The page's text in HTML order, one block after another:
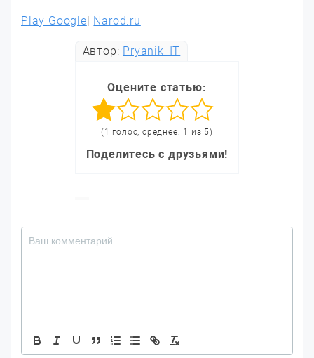
Play Google| Narod.ru
Автор: Pryanik_IT
Оцените статью:
(1 голос, среднее: 1 из 5)
Поделитесь с друзьями!